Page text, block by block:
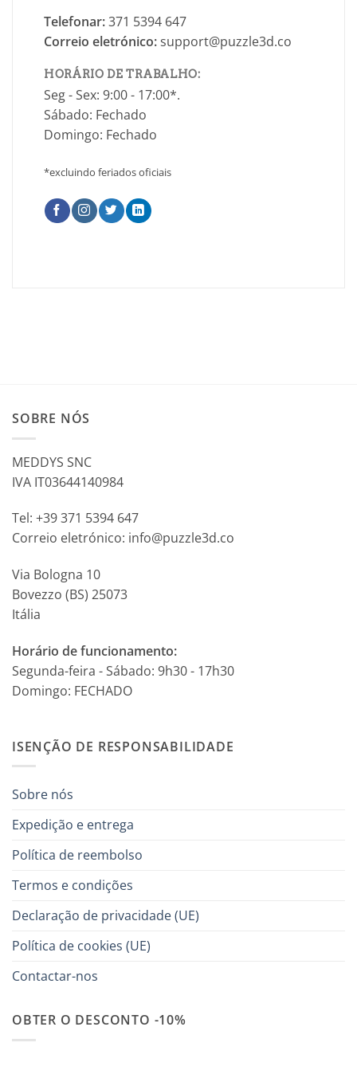
Telefonar:371 5394 647
Correio eletrónico:support@puzzle3d.co
HORÁRIO DE TRABALHO:
Seg - Sex: 9:00 - 17:00*.
Sábado: Fechado
Domingo: Fechado
*excluindo feriados oficiais
SOBRE NÓS
MEDDYS SNC
IVA IT03644140984
Tel: +39 371 5394 647
Correio eletrónico: info@puzzle3d.co
Via Bologna 10
Bovezzo (BS) 25073
Itália
Horário de funcionamento:
Segunda-feira - Sábado: 9h30 - 17h30
Domingo: FECHADO
ISENÇÃO DE RESPONSABILIDADE
Sobre nós
Expedição e entrega
Política de reembolso
Termos e condições
Declaração de privacidade (UE)
Política de cookies (UE)
Contactar-nos
OBTER O DESCONTO -10%